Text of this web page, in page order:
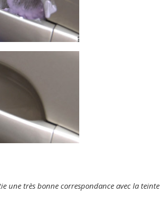
une très bonne correspondance avec la teinte